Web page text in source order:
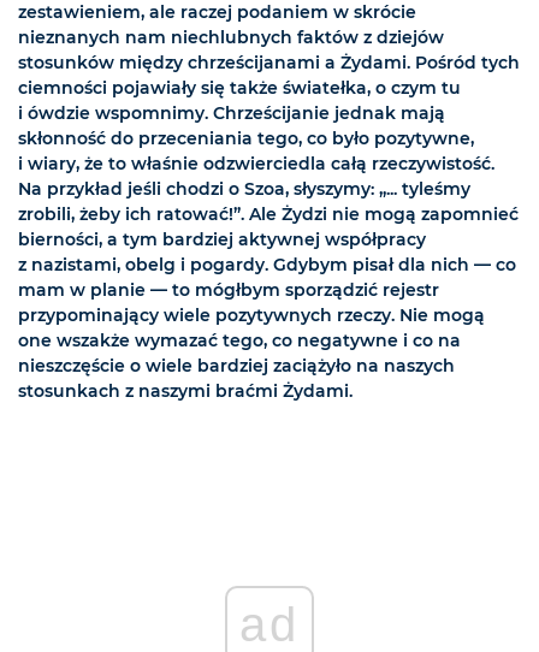
zestawieniem, ale raczej podaniem w skrócie
nieznanych nam niechlubnych faktów z dziejów
stosunków między chrześcijanami a Żydami. Pośród tych
ciemności pojawiały się także światełka, o czym tu
i ówdzie wspomnimy. Chrześcijanie jednak mają
skłonność do przeceniania tego, co było pozytywne,
i wiary, że to właśnie odzwierciedla całą rzeczywistość.
Na przykład jeśli chodzi o Szoa, słyszymy: „... tyleśmy
zrobili, żeby ich ratować!”. Ale Żydzi nie mogą zapomnieć
bierności, a tym bardziej aktywnej współpracy
z nazistami, obelg i pogardy. Gdybym pisał dla nich — co
mam w planie — to mógłbym sporządzić rejestr
przypominający wiele pozytywnych rzeczy. Nie mogą
one wszakże wymazać tego, co negatywne i co na
nieszczęście o wiele bardziej zaciążyło na naszych
stosunkach z naszymi braćmi Żydami.
ad